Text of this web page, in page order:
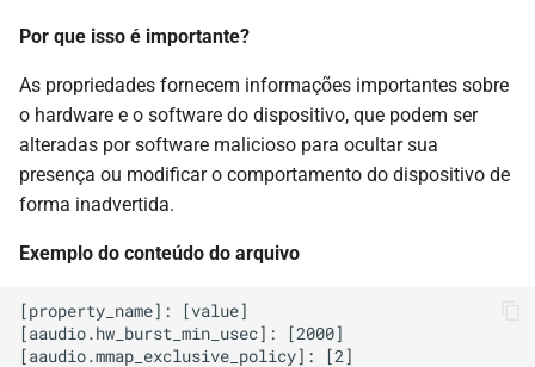
Por que isso é importante?
As propriedades fornecem informações importantes sobre
o hardware e o software do dispositivo, que podem ser
alteradas por software malicioso para ocultar sua
presença ou modificar o comportamento do dispositivo de
forma inadvertida.
Exemplo do conteúdo do arquivo
[property_name]: [value]
[aaudio.hw_burst_min_usec]: [2000]
[aaudio.mmap_exclusive_policy]: [2]